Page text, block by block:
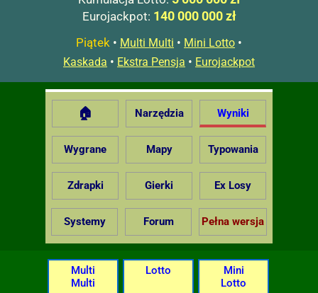
Eurojackpot: 140 000 000 zł
Piątek • Multi Multi • Mini Lotto •
Kaskada • Ekstra Pensja • Eurojackpot
🏠 Narzędzia Wyniki
Wygrane Mapy Typowania
Zdrapki Gierki Ex Losy
Systemy Forum Pełna wersja
Multi
Multi
Lotto
Mini
Lotto